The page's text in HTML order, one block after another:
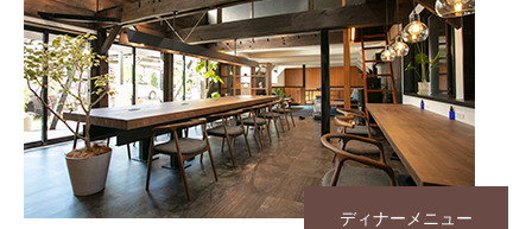
ディナーメニュー